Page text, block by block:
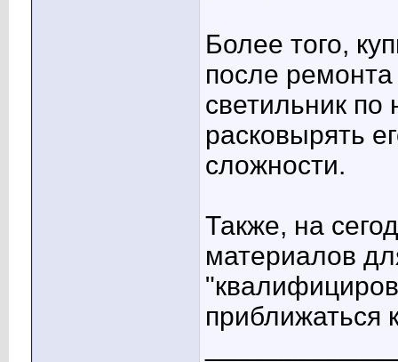
Более того,
после ремонта
светильник
расковырять
сложности.
Также, на
материалов
приближаться